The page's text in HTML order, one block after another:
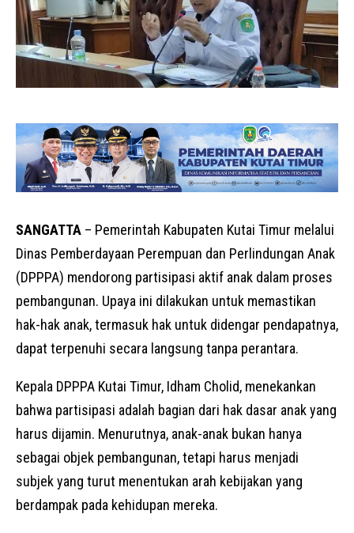
SANGATTA – Pemerintah Kabupaten Kutai Timur melalui
Dinas Pemberdayaan Perempuan dan Perlindungan Anak
(DPPPA) mendorong partisipasi aktif anak dalam proses
pembangunan. Upaya ini dilakukan untuk memastikan
hak-hak anak, termasuk hak untuk didengar pendapatnya,
dapat terpenuhi secara langsung tanpa perantara.
Kepala DPPPA Kutai Timur, Idham Cholid, menekankan
bahwa partisipasi adalah bagian dari hak dasar anak yang
harus dijamin. Menurutnya, anak-anak bukan hanya
sebagai objek pembangunan, tetapi harus menjadi
subjek yang turut menentukan arah kebijakan yang
berdampak pada kehidupan mereka.